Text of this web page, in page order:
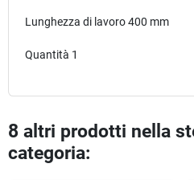
Lunghezza di lavoro 400 mm
Quantità 1
8 altri prodotti nella
categoria: